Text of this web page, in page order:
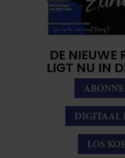
DE NIEUWE
LIGT NU IN
DIGITAAL
LOS